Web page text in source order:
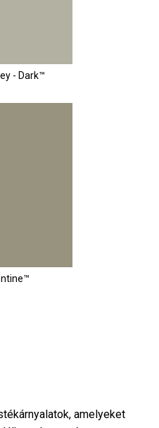
- Dark™
amelyeket